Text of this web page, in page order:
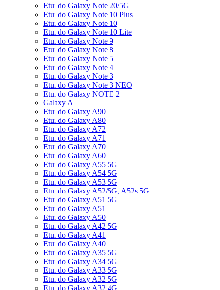
Etui do Galaxy Note 20/5G
Etui do Galaxy Note 10 Plus
Etui do Galaxy Note 10
Etui do Galaxy Note 10 Lite
Etui do Galaxy Note 9
Etui do Galaxy Note 8
Etui do Galaxy Note 5
Etui do Galaxy Note 4
Etui do Galaxy Note 3
Etui do Galaxy Note 3 NEO
Etui do Galaxy NOTE 2
Galaxy A
Etui do Galaxy A90
Etui do Galaxy A80
Etui do Galaxy A72
Etui do Galaxy A71
Etui do Galaxy A70
Etui do Galaxy A60
Etui do Galaxy A55 5G
Etui do Galaxy A54 5G
Etui do Galaxy A53 5G
Etui do Galaxy A52/5G, A52s 5G
Etui do Galaxy A51 5G
Etui do Galaxy A51
Etui do Galaxy A50
Etui do Galaxy A42 5G
Etui do Galaxy A41
Etui do Galaxy A40
Etui do Galaxy A35 5G
Etui do Galaxy A34 5G
Etui do Galaxy A33 5G
Etui do Galaxy A32 5G
Etui do Galaxy A32 4G